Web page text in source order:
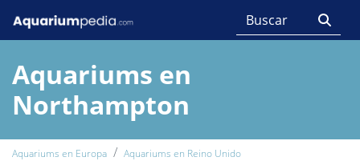
Aquariums en
Northampton
Aquariums en Europa
Aquariums en Reino Unido